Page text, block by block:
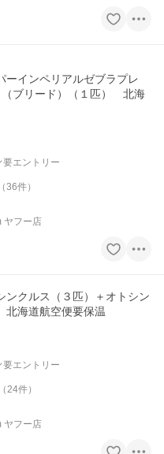
ーインペリアルゼブラプレ
ブリード）（１匹） 北海
要エントリー
36件）
ヤフー店
ンクルス（３匹）＋オトシン
海道航空便要保温
要エントリー
24件）
ヤフー店